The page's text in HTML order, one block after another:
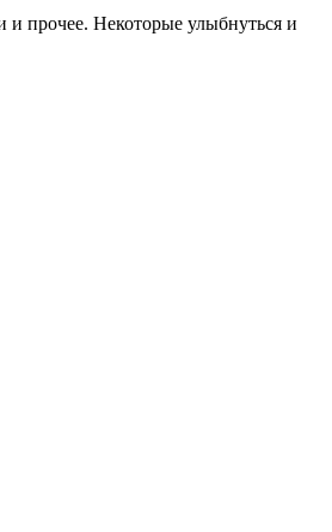
и прочее. Некоторые улыбнуться и